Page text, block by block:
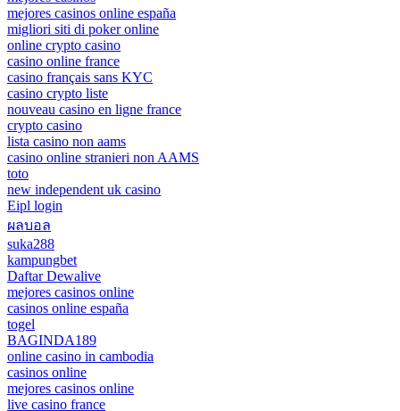
mejores casinos online españa
migliori siti di poker online
online crypto casino
casino online france
casino français sans KYC
casino crypto liste
nouveau casino en ligne france
crypto casino
lista casino non aams
casino online stranieri non AAMS
toto
new independent uk casino
Eipl login
ผลบอล
suka288
kampungbet
Daftar Dewalive
mejores casinos online
casinos online españa
togel
BAGINDA189
online casino in cambodia
casinos online
mejores casinos online
live casino france